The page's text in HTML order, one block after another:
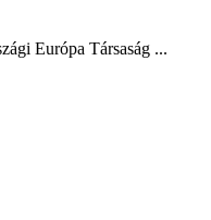
Európa Társaság ...